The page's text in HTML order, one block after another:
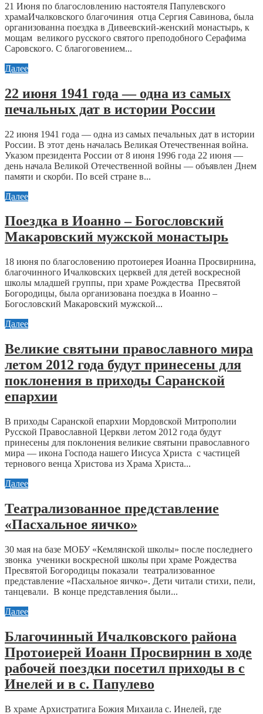
21 Июня по благословлению настоятеля Папулевского
храмаИчалковского благочиния отца Сергия Савинова, была
организованна поездка в Дивеевский-женский монастырь, к
мощам великого русского святого преподобного Серафима
Саровского. С благоговением...
Далее
22 июня 1941 года — одна из самых
печальных дат в истории России
22 июня 1941 года — одна из самых печальных дат в истории
России. В этот день началась Великая Отечественная война.
Указом президента России от 8 июня 1996 года 22 июня —
день начала Великой Отечественной войны — объявлен Днем
памяти и скорби. По всей стране в...
Далее
Поездка в Иоанно – Богословский
Макаровский мужской монастырь
18 июня по благословению протоиерея Иоанна Просвирнина,
благочинного Ичалковских церквей для детей воскресной
школы младшей группы, при храме Рождества Пресвятой
Богородицы, была организована поездка в Иоанно –
Богословский Макаровский мужской...
Далее
Великие святыни православного мира
летом 2012 года будут принесены для
поклонения в приходы Саранской
епархии
В приходы Саранской епархии Мордовской Митрополии
Русской Православной Церкви летом 2012 года будут
принесены для поклонения великие святыни православного
мира — икона Господа нашего Иисуса Христа с частицей
тернового венца Христова из Храма Христа...
Далее
Театрализованное представление
«Пасхальное яичко»
30 мая на базе МОБУ «Кемлянской школы» после последнего
звонка ученики воскресной школы при храме Рождества
Пресвятой Богородицы показали театрализованное
представление «Пасхальное яичко». Дети читали стихи, пели,
танцевали. В конце представления были...
Далее
Благочинный Ичалковского района
Протоиерей Иоанн Просвирнин в ходе
рабочей поездки посетил приходы в с
Инелей и в с. Папулево
В храме Архистратига Божия Михаила с. Инелей, где